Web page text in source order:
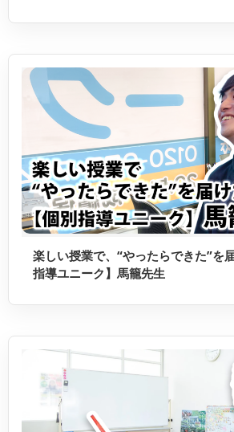
楽しい授業で、“やったらできた”を
指導ユニーク】馬籠先生